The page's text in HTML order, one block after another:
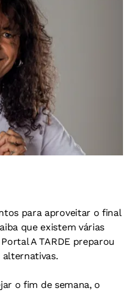
para aproveitar o final
que existem várias
A TARDE preparou
o fim de semana, o